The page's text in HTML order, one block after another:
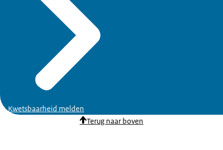
Kwetsbaarheid melden
Terug naar boven